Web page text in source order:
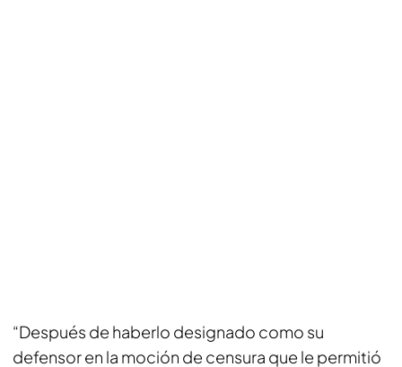
“Después de haberlo designado como su
defensor en la moción de censura que le permitió